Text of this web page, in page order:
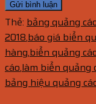
Thẻ: bảng quảng
2018,báo giá biển
hàng,biển quảng
cáo,làm biển quảng
bảng hiệu quảng